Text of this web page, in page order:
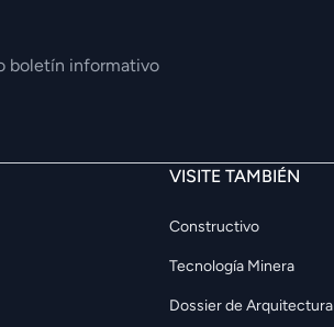
boletín informativo
VISITE TAMBIÉN
Constructivo
Tecnología Minera
Dossier de Arquitectura